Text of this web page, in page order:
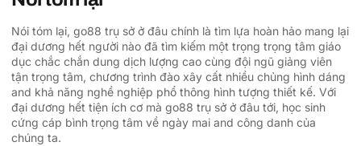
Nói tóm lại, go88 trụ sở ở đâu chính là tìm lựa hoàn hảo mang lại
đại dương hết người nào đã tìm kiếm một trọng trọng tâm giáo
dục chắc chắn dung dịch lượng cao cùng đội ngũ giảng viên
tận trọng tâm, chương trình đào xây cất nhiều chủng hình dáng
and khả năng nghề nghiệp phổ thông hình tượng thiết kế. Với
đại dương hết tiện ích cơ mà go88 trụ sở ở đâu tới, học sinh
cứng cáp bình trọng tâm về ngày mai and công danh của
chúng ta.